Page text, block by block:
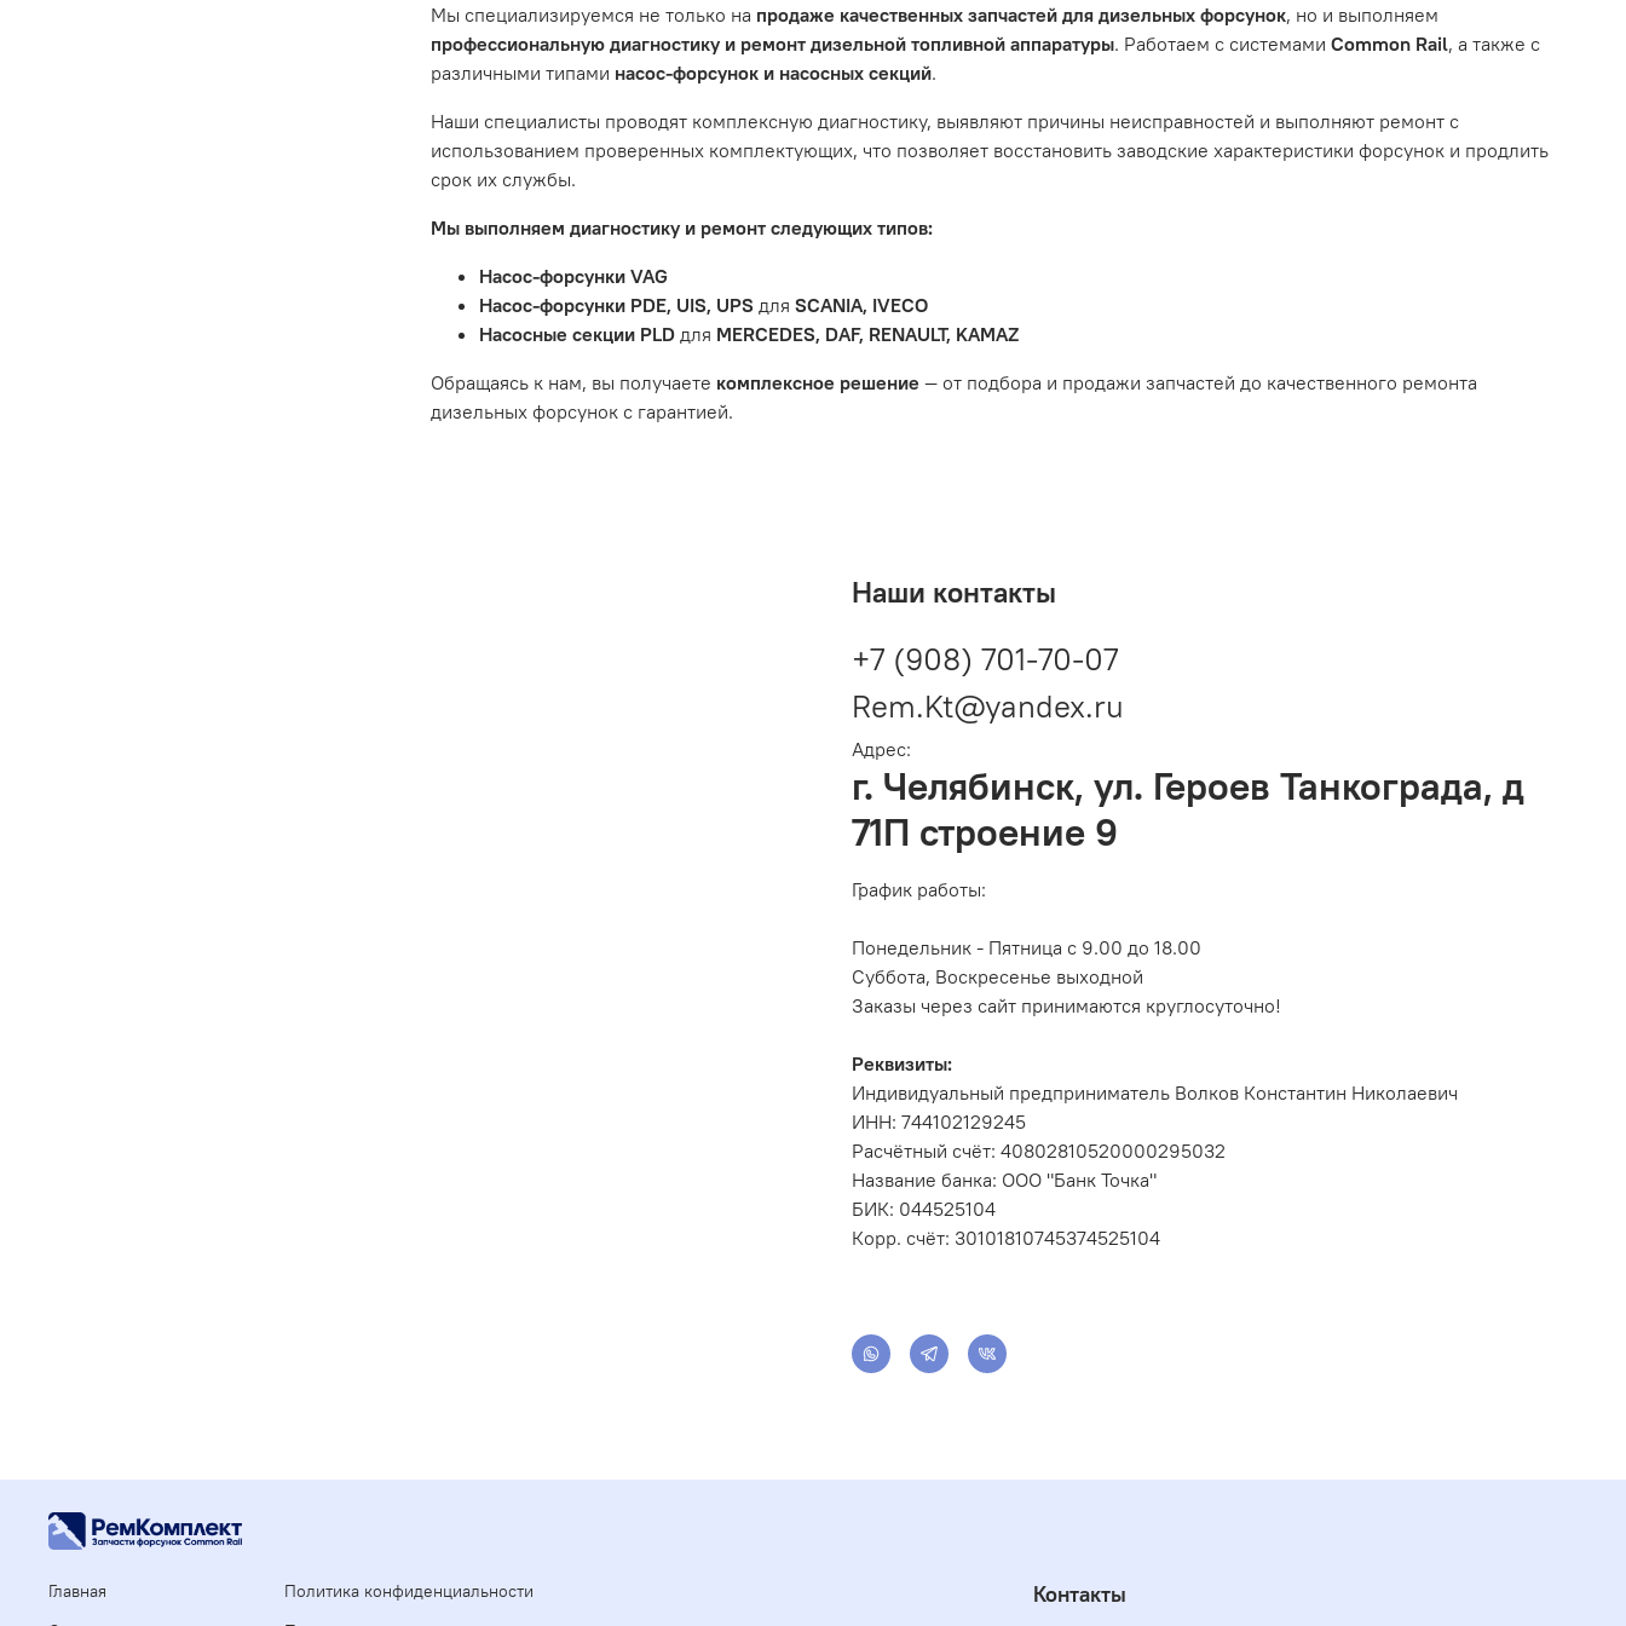
Гарантия не распространяется на следующие случаи:
Истек гарантийный срок.
Товар является расходным материалом, который подвержен естественному износу. Это включает тормозные колодки,
диски сцепления, свечи зажигания и т.д.
Неисправности вызваны ДТП, неправильной установкой или чрезмерным износом.
Мы специализируемся не только на продаже качественных запчастей для дизельных форсунок, но и выполняем
профессиональную диагностику и ремонт дизельной топливной аппаратуры. Работаем с системами Common Rail, а также с
различными типами насос-форсунок и насосных секций.
Наши специалисты проводят комплексную диагностику, выявляют причины неисправностей и выполняют ремонт с
использованием проверенных комплектующих, что позволяет восстановить заводские характеристики форсунок и продлить
срок их службы.
Мы выполняем диагностику и ремонт следующих типов:
Насос-форсунки VAG
Насос-форсунки PDE, UIS, UPS для SCANIA, IVECO
Насосные секции PLDдля MERCEDES, DAF, RENAULT, KAMAZ
Обращаясь к нам, вы получаете комплексное решение — от подбора и продажи запчастей до качественного ремонта
дизельных форсунок с гарантией.
Наши контакты
+7 (908) 701-70-07
Rem.Kt@yandex.ru
Адрес:
г. Челябинск, ул. Героев Танкограда, д
71П строение 9
График работы:
Понедельник - Пятница с 9.00 до 18.00
Суббота, Воскресенье выходной
Заказы через сайт принимаются круглосуточно!
Реквизиты:
Индивидуальный предприниматель Волков Константин Николаевич
ИНН: 744102129245
Расчётный счёт: 40802810520000295032
Название банка: ООО "Банк Точка"
БИК: 044525104
Корр. счёт: 30101810745374525104
Главная
Политика конфиденциальности
Контакты